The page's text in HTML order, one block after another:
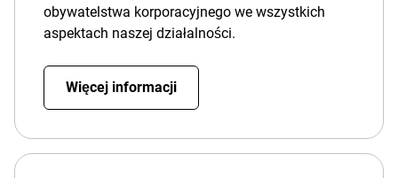
obywatelstwa korporacyjnego we wszystkich
aspektach naszej działalności.
Więcej informacji